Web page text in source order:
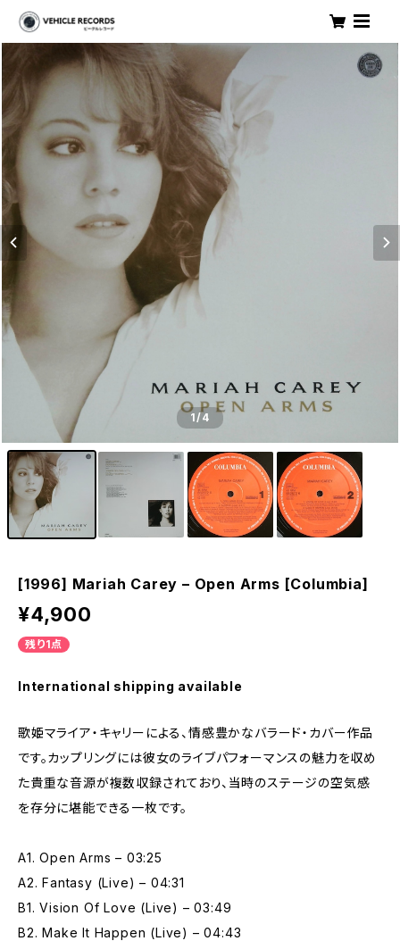
1/4
[1996] Mariah Carey – Open Arms [Columbia]
¥4,900
残り1点
International shipping available
歌姫マライア・キャリーによる、情感豊かなバラード・カバー作品
です。カップリングには彼女のライブパフォーマンスの魅力を収め
た貴重な音源が複数収録されており、当時のステージの空気感
を存分に堪能できる一枚です。
A1. Open Arms – 03:25
A2. Fantasy (Live) – 04:31
B1. Vision Of Love (Live) – 03:49
B2. Make It Happen (Live) – 04:43